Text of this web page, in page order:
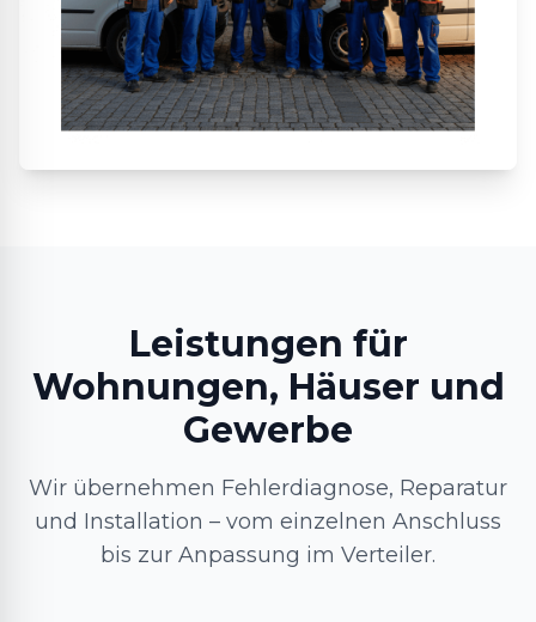
Leistungen für
Wohnungen, Häuser und
Gewerbe
Wir übernehmen Fehlerdiagnose, Reparatur
und Installation – vom einzelnen Anschluss
bis zur Anpassung im Verteiler.